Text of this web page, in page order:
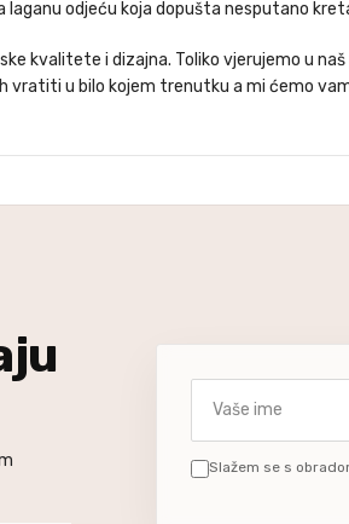
laganu odjeću koja dopušta nesputano
kvalitete i dizajna. Toliko vjerujemo u
vratiti u bilo kojem trenutku a mi ćemo
Slažem se s